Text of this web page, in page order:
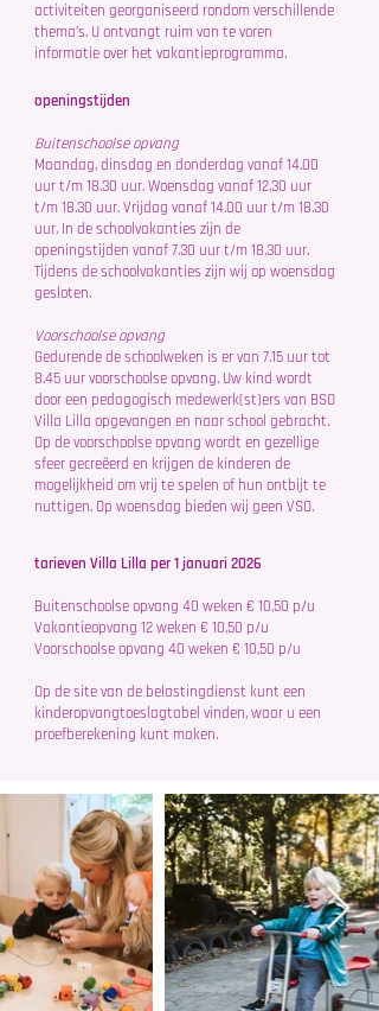
activiteiten georganiseerd rondom verschillende
thema’s. U ontvangt ruim van te voren
informatie over het vakantieprogramma.
openingstijden
Buitenschoolse opvang
Maandag, dinsdag en donderdag vanaf 14.00
uur t/m 18.30 uur. Woensdag vanaf 12.30 uur
t/m 18.30 uur. Vrijdag vanaf 14.00 uur t/m 18.30
uur. In de schoolvakanties zijn de
openingstijden vanaf 7.30 uur t/m 18.30 uur.
Tijdens de schoolvakanties zijn wij op woensdag
gesloten.
Voorschoolse opvang
Gedurende de schoolweken is er van 7.15 uur tot
8.45 uur voorschoolse opvang. Uw kind wordt
door een pedagogisch medewerk(st)ers van BSO
Villa Lilla opgevangen en naar school gebracht.
Op de voorschoolse opvang wordt en gezellige
sfeer gecreëerd en krijgen de kinderen de
mogelijkheid om vrij te spelen of hun ontbijt te
nuttigen. Op woensdag bieden wij geen VSO.
tarieven Villa Lilla per 1 januari 2026
Buitenschoolse opvang 40 weken € 10,50 p/u
Vakantieopvang 12 weken € 10,50 p/u
Voorschoolse opvang 40 weken € 10,50 p/u
Op de site van de belastingdienst kunt een
kinderopvangtoeslagtabel vinden, waar u een
proefberekening kunt maken.